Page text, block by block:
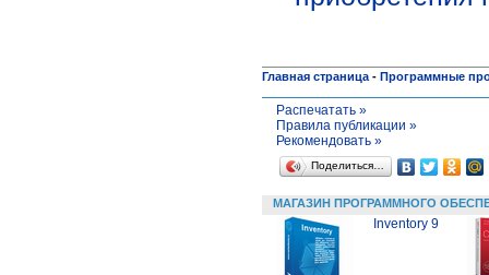
Главная страница - Программные
Распечатать »
Правила публикации »
Рекомендовать »
Поделиться…
МАГАЗИН ПРОГРАММНОГО
Inventory 9